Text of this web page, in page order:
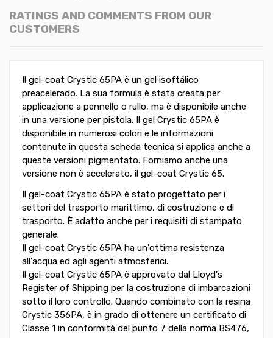
RATINGS AND COMMENTS FROM OUR
CUSTOMERS
Il gel-coat Crystic 65PA è un gel isoftálico
preacelerado. La sua formula è stata creata per
applicazione a pennello o rullo, ma è disponibile anche
in una versione per pistola. Il gel Crystic 65PA è
disponibile in numerosi colori e le informazioni
contenute in questa scheda tecnica si applica anche a
queste versioni pigmentato. Forniamo anche una
versione non è accelerato, il gel-coat Crystic 65.
Il gel-coat Crystic 65PA è stato progettato per i
settori del trasporto marittimo, di costruzione e di
trasporto. È adatto anche per i requisiti di stampato
generale.
Il gel-coat Crystic 65PA ha un'ottima resistenza
all'acqua ed agli agenti atmosferici.
Il gel-coat Crystic 65PA è approvato dal Lloyd's
Register of Shipping per la costruzione di imbarcazioni
sotto il loro controllo. Quando combinato con la resina
Crystic 356PA, è in grado di ottenere un certificato di
Classe 1 in conformità del punto 7 della norma BS476,